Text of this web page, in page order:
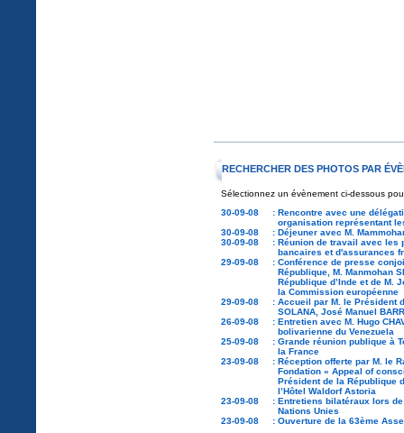
RECHERCHER DES PHOTOS PAR
Sélectionnez un évènement ci-dessous
30-09-08
: Rencontre avec une
organisation représentant
30-09-08
: Déjeuner avec M.
30-09-08
: Réunion de travail avec les
bancaires et d'assurances
29-09-08
: Conférence de presse
République, M. Manmohan
République d’Inde et de M.
la Commission européenne
29-09-08
: Accueil par M. le Président
SOLANA, José Manuel
26-09-08
: Entretien avec M. Hugo
bolivarienne du Venezuela
25-09-08
: Grande réunion publique à
la France
23-09-08
: Réception offerte par M. le
Fondation « Appeal of
Président de la République
l’Hôtel Waldorf Astoria
23-09-08
: Entretiens bilatéraux lors
Nations Unies
23-09-08
: Ouverture de la 63ème